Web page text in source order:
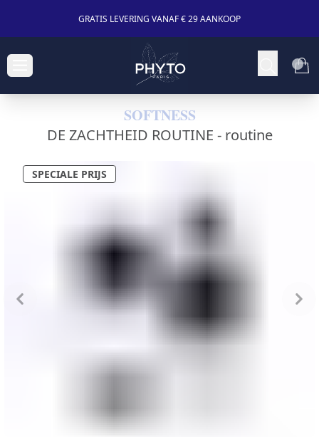
GRATIS LEVERING VANAF € 29 AANKOOP
SOFTNESS
DE ZACHTHEID ROUTINE - routine
SPECIALE PRIJS